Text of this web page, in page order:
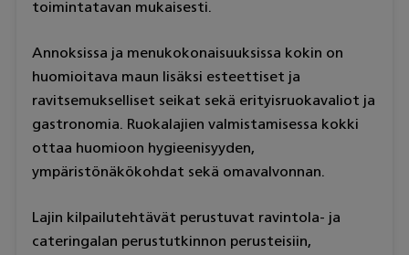
toimintatavan mukaisesti.
Annoksissa ja menukokonaisuuksissa kokin on
huomioitava maun lisäksi esteettiset ja
ravitsemukselliset seikat sekä erityisruokavaliot ja
gastronomia. Ruokalajien valmistamisessa kokki
ottaa huomioon hygieenisyyden,
ympäristönäkökohdat sekä omavalvonnan.
Lajin kilpailutehtävät perustuvat ravintola- ja
cateringalan perustutkinnon perusteisiin,